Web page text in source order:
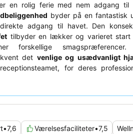
en rolig ferie med nem adgang til
byder på en fantastisk
adgang til havet. Den
tilbyder en lækker og varieret start
forskellige smagspræferencer.
det venlige og usædvanligt
for deres
•7,6 Værelsesfaciliteter•7,5